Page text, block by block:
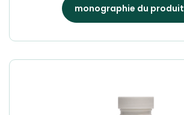
monographie du produit